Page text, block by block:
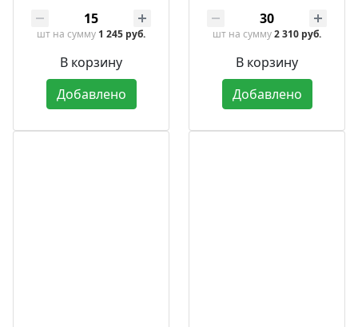
шт на сумму 1 245 руб.
В корзину
Добавлено
шт на сумму2 310 руб.
В корзину
Добавлено